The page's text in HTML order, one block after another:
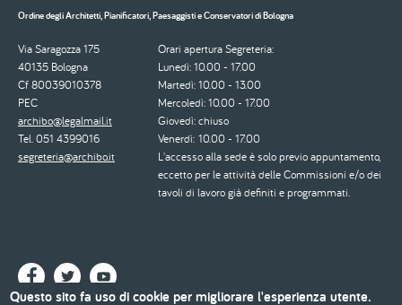
Ordine degli Architetti, Pianificatori, Paesaggisti e Conservatori di Bologna
Via Saragozza 175
40135 Bologna
Cf 80039010378
PEC
archibo@legalmail.it
Tel. 051 4399016
segreteria@archibo.it
Orari apertura Segreteria:
Lunedì: 10.00 - 17.00
Martedì: 10.00 - 13.00
Mercoledì: 10.00 - 17.00
Giovedì: chiuso
Venerdì: 10.00 - 17.00
L'accesso alla sede è solo previo appuntamento,
eccetto per le attività delle Commissioni e/o dei
tavoli di lavoro già definiti e programmati.
Questo sito fa uso di cookie per migliorare l'esperienza utente.